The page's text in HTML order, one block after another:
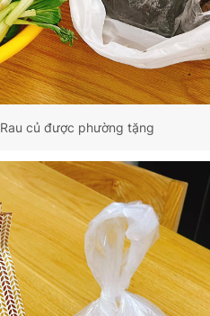
Rau củ được phường tặng